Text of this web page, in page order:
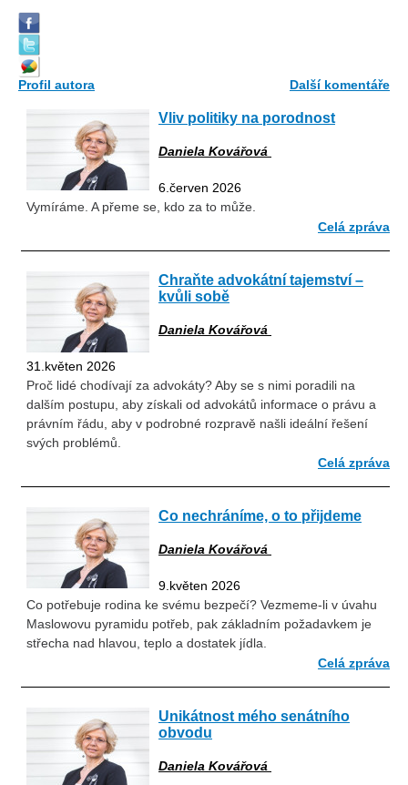
Profil autora Další komentáře
Vliv politiky na porodnost
Daniela Kovářová
6.červen 2026
Vymíráme. A přeme se, kdo za to může.
Celá zpráva
Chraňte advokátní tajemství –
kvůli sobě
Daniela Kovářová
31.květen 2026
Proč lidé chodívají za advokáty? Aby se s nimi poradili na
dalším postupu, aby získali od advokátů informace o právu a
právním řádu, aby v podrobné rozpravě našli ideální řešení
svých problémů.
Celá zpráva
Co nechráníme, o to přijdeme
Daniela Kovářová
9.květen 2026
Co potřebuje rodina ke svému bezpečí? Vezmeme-li v úvahu
Maslowovu pyramidu potřeb, pak základním požadavkem je
střecha nad hlavou, teplo a dostatek jídla.
Celá zpráva
Unikátnost mého senátního
obvodu
Daniela Kovářová